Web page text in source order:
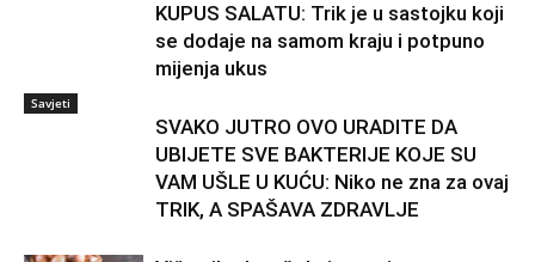
KUPUS SALATU: Trik je u sastojku koji
se dodaje na samom kraju i potpuno
mijenja ukus
Savjeti
SVAKO JUTRO OVO URADITE DA
UBIJETE SVE BAKTERIJE KOJE SU
VAM UŠLE U KUĆU: Niko ne zna za ovaj
TRIK, A SPAŠAVA ZDRAVLJE